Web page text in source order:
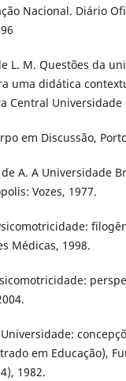
Nacional. Diário
L. M. Questões da
uma didática
Central Universidade
em Discussão,
de A. A Universidade
Vozes, 1977.
Médicas, 1998.
Universidade:
em Educação),
1982.